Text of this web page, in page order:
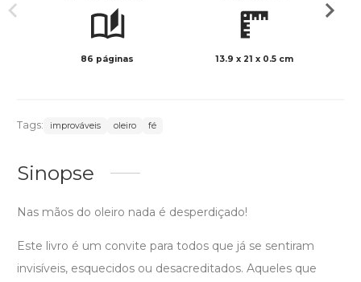
86 páginas 13.9 x 21 x 0.5 cm
Tags: improváveis oleiro fé
Sinopse
Nas mãos do oleiro nada é desperdiçado!
Este livro é um convite para todos que já se sentiram
invisíveis, esquecidos ou desacreditados. Aqueles que